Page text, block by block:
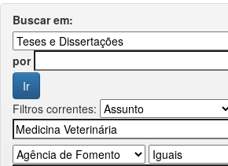
Buscar em:
por
Filtros correntes: